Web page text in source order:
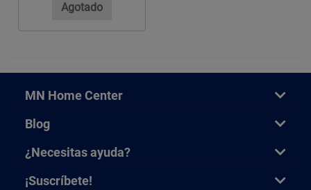
Agotado
MN Home Center
Blog
¿Necesitas ayuda?
¡Suscríbete!